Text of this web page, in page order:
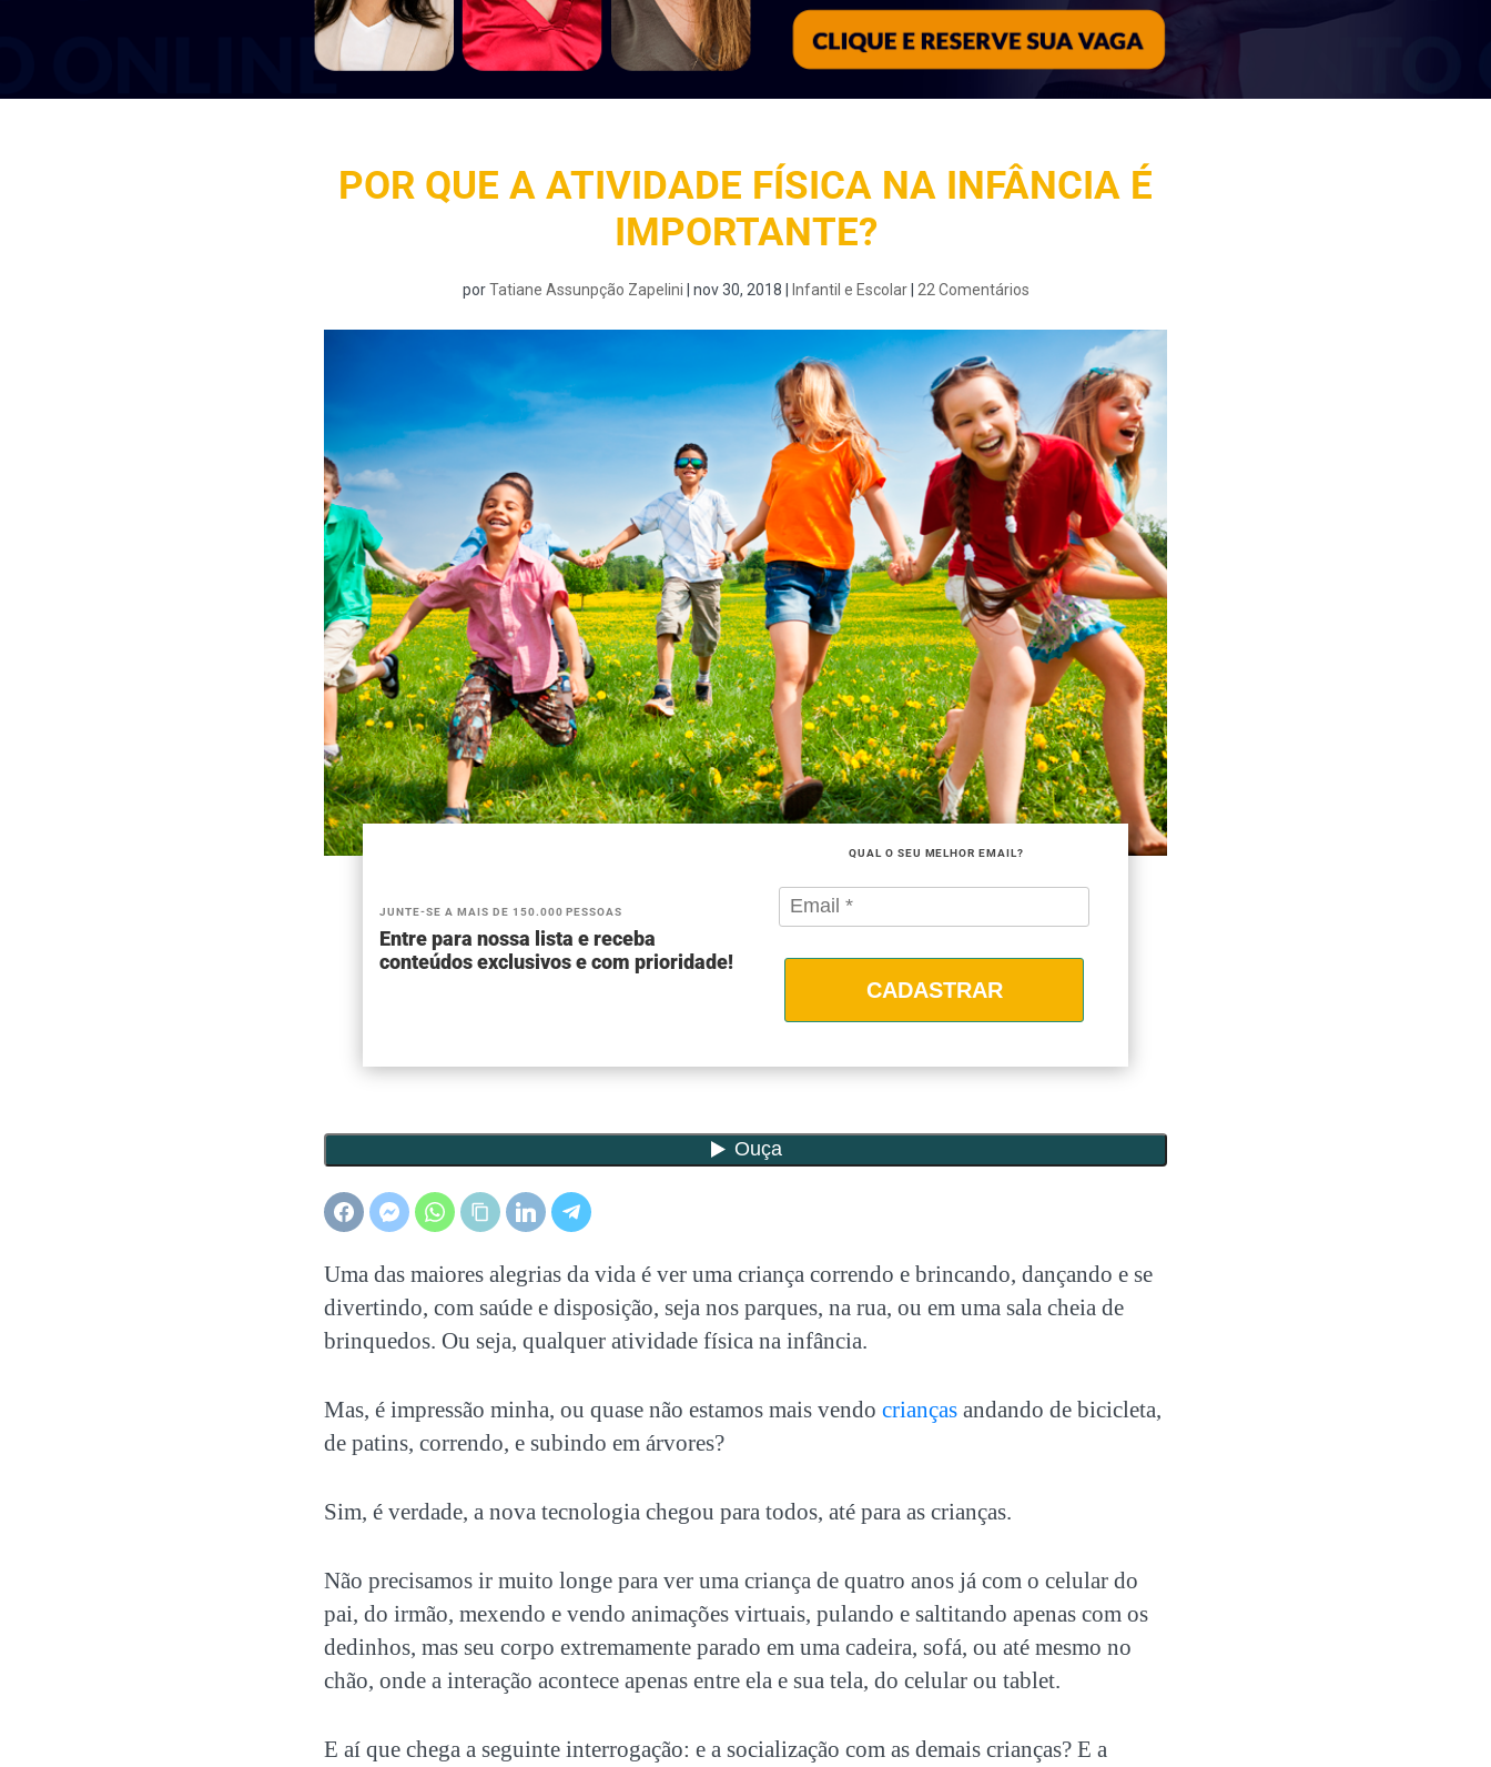
POR QUE A ATIVIDADE FÍSICA NA INFÂNCIA É
IMPORTANTE?
porTatiane Assunpção Zapelini nov 30, 2018 Infantil e Escolar| 22 Comentários
JUNTE-SE A MAIS DE 150.000 PESSOAS
Entre para nossa lista e receba
conteúdos exclusivos e com prioridade!
QUAL O SEU MELHOR EMAIL?
CADASTRAR
Uma das maiores alegrias da vida é ver uma criança correndo e brincando, dançando e se
divertindo, com saúde e disposição, seja nos parques, na rua, ou em uma sala cheia de
brinquedos. Ou seja, qualquer atividade física na infância.
Mas, é impressão minha, ou quase não estamos mais vendo crianças andando de bicicleta,
de patins, correndo, e subindo em árvores?
Sim, é verdade, a nova tecnologia chegou para todos, até para as crianças.
Não precisamos ir muito longe para ver uma criança de quatro anos já com o celular do
pai, do irmão, mexendo e vendo animações virtuais, pulando e saltitando apenas com os
dedinhos, mas seu corpo extremamente parado em uma cadeira, sofá, ou até mesmo no
chão, onde a interação acontece apenas entre ela e sua tela, do celular ou tablet.
E aí que chega a seguinte interrogação: e a socialização com as demais crianças? E a